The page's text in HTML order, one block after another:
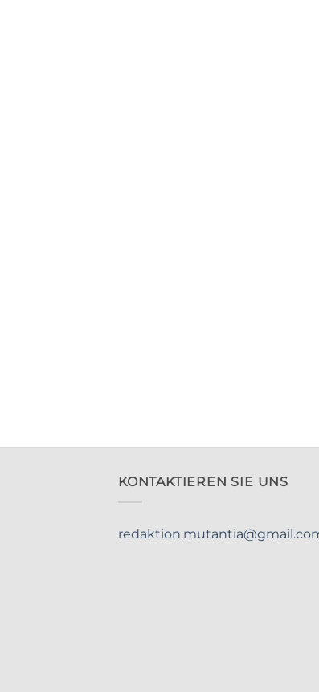
KONTAKTIEREN SIE UNS